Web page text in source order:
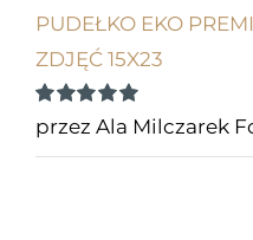
PUDEŁKO EKO
ZDJĘĆ 15X23
Oceniono5
na 5
przez Ala Milczarek